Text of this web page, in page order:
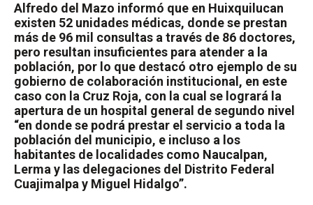
Alfredo del Mazo informó que en Huixquilucan
existen 52 unidades médicas, donde se prestan
más de 96 mil consultas a través de 86 doctores,
pero resultan insuficientes para atender a la
población, por lo que destacó otro ejemplo de su
gobierno de colaboración institucional, en este
caso con la Cruz Roja, con la cual se logrará la
apertura de un hospital general de segundo nivel
“en donde se podrá prestar el servicio a toda la
población del municipio, e incluso a los
habitantes de localidades como Naucalpan,
Lerma y las delegaciones del Distrito Federal
Cuajimalpa y Miguel Hidalgo”.